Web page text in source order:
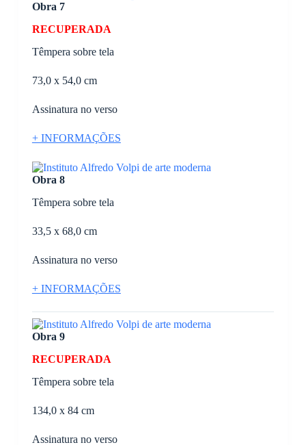
Obra 7
RECUPERADA
Têmpera sobre tela
73,0 x 54,0 cm
Assinatura no verso
+ INFORMAÇÕES
Obra 8
Têmpera sobre tela
33,5 x 68,0 cm
Assinatura no verso
+ INFORMAÇÕES
Obra 9
RECUPERADA
Têmpera sobre tela
134,0 x 84 cm
Assinatura no verso